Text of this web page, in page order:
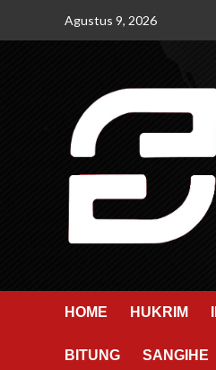
Agustus 9, 2026
HOME HUKRIM
BITUNG SANGIHE